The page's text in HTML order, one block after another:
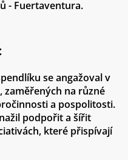
- Fuertaventura.
se angažoval v
zaměřených na různé
a pospolitosti.
podpořit a šířit
které přispívají